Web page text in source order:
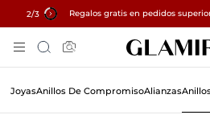
3/3 15% en todos
Regalos gratis en pedidos
✓ Devoluciones en 60 días ✓
To
Content
Búsqueda
JoyasAnillos De CompromisoAlianzas